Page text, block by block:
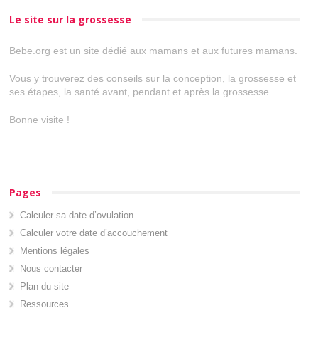
Le site sur la grossesse
Bebe.org est un site dédié aux mamans et aux futures mamans.
Vous y trouverez des conseils sur la conception, la grossesse et
ses étapes, la santé avant, pendant et après la grossesse.
Bonne visite !
Pages
Calculer sa date d’ovulation
Calculer votre date d’accouchement
Mentions légales
Nous contacter
Plan du site
Ressources